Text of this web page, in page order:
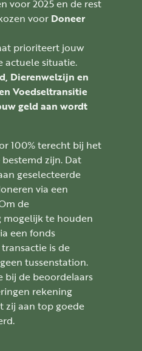
voor 2025 en de rest
voor Doneer
prioriteert jouw
actuele situatie.
Dierenwelzijn en
Voedseltransitie
geld aan wordt
100% terecht bij het
zijn. Dat
geselecteerde
via een
de
mogelijk te houden
een fonds
is de
tussenstation.
bij de beoordelaars
rekening
zij aan top goede